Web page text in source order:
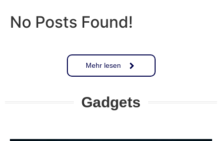
No Posts Found!
Mehr lesen
Gadgets